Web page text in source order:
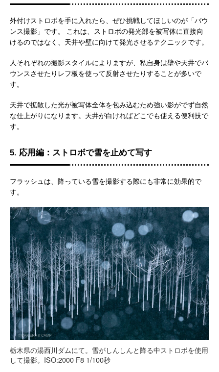
外付けストロボを手に入れたら、ぜひ挑戦してほしいのが「バウ
ンス撮影」です。 これは、ストロボの発光部を被写体に直接向
けるのではなく、天井や壁に向けて発光させるテクニックです。
人それぞれの撮影スタイルによりますが、私自身は壁や天井でバ
ウンスさせたりレフ板を使って反射させたりすることが多いで
す。
天井で拡散した光が被写体全体を包み込むため強い影がでず自然
な仕上がりになります。天井が白ければどこでも使える便利技で
す。
5. 応用編：ストロボで雪を止めて写す
フラッシュは、降っている雪を撮影する際にも非常に効果的で
す。
栃木県の湯西川ダムにて。雪がしんしんと降る中ストロボを使用
して撮影。ISO:2000 F8 1/100秒